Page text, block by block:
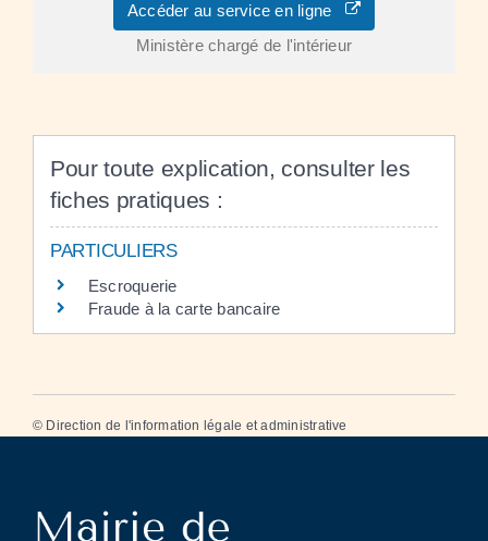
Accéder au service en ligne
Ministère chargé de l'intérieur
Pour toute explication, consulter les
fiches pratiques :
PARTICULIERS
Escroquerie
Fraude à la carte bancaire
© Direction de l'information légale et administrative